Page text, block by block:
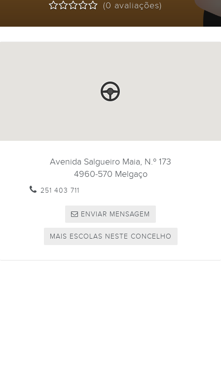
(0 avaliações)
Avenida Salgueiro Maia, N.º 173
4960-570 Melgaço
251 403 711
ENVIAR MENSAGEM
MAIS ESCOLAS NESTE CONCELHO